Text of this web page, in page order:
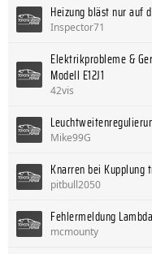
Heizung bläst nur auf
Inspector71
Elektrikprobleme &
Modell E12J1
42vis
Mike99G
Knarren bei Kupplung
pitbull2050
Fehlermeldung
mcmounty